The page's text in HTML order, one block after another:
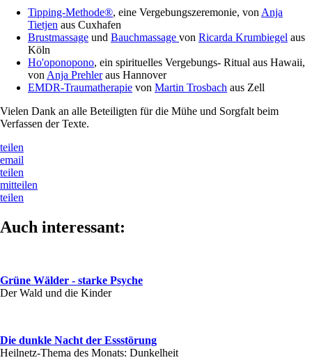
Tipping-Methode®, eine Vergebungszeremonie, von Anja
Tietjen aus Cuxhafen
Brustmassage und Bauchmassage von Ricarda Krumbiegel aus
Köln
Ho'oponopono, ein spirituelles Vergebungs- Ritual aus Hawaii,
von Anja Prehleraus Hannover
EMDR-Traumatherapie von Martin Trosbach aus Zell
Vielen Dank an alle Beteiligten für die Mühe und Sorgfalt beim
Verfassen der Texte.
teilen
email
teilen
mitteilen
teilen
Auch interessant:
Grüne Wälder - starke Psyche
Der Wald und die Kinder
Die dunkle Nacht der Essstörung
Heilnetz-Thema des Monats: Dunkelheit